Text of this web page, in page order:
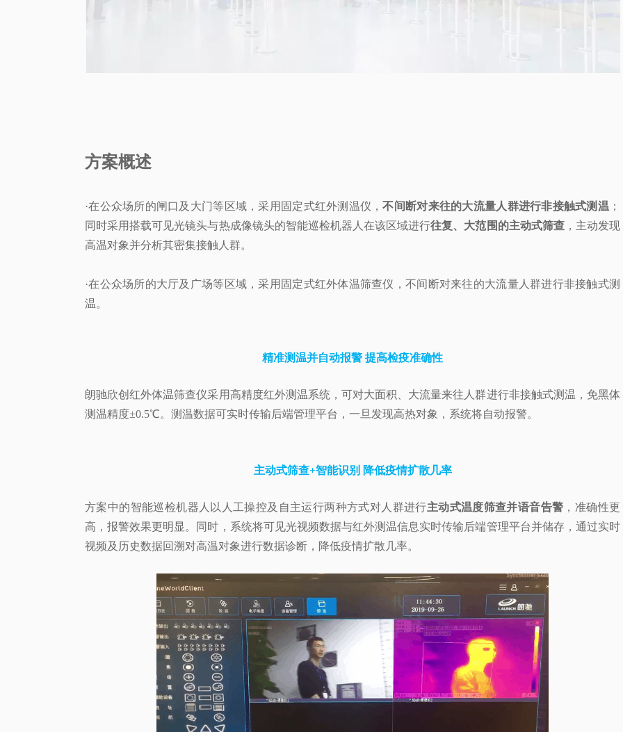
方案概述
·在公众场所的闸口及大门等区域，采用固定式红外测温仪，不间断对来往的大流量人群进行非接触式测温 ；
同时采用搭载可见光镜头与热成像镜头的智能巡检机器人在该区域进行往复、大范围的主动式筛查，主动发现
高温对象并分析其密集接触人群。
·在公众场所的大厅及广场等区域，采用固定式红外体温筛查仪，不间断对来往的大流量人群进行非接触式测
温。
精准测温并自动报警 提高检疫准确性
朗驰欣创红外体温筛查仪采用高精度红外测温系统，可对大面积、大流量来往人群进行非接触式测温， 免黑体
测温精度±0.5℃。测温数据可实时传输后端管理平台，一旦发现高热对象，系统将自动报警。
主动式筛查+智能识别 降低疫情扩散几率
方案中的智能巡检机器人以人工操控及自主运行两种方式对人群进行主动式温度筛查并语音告警 ，准确性更
高，报警效果更明显。同时，系统将可见光视频数据与红外测温信息实时传输后端管理平台并储存，通过实时
视频及历史数据回溯对高温对象进行数据诊断，降低疫情扩散几率。